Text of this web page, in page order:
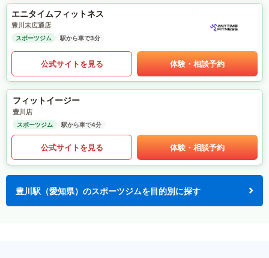
エニタイムフィットネス
豊川末広通店
スポーツジム 駅から車で3分
公式サイトを見る 体験・相談予約
フィットイージー
豊川店
スポーツジム 駅から車で4分
公式サイトを見る 体験・相談予約
豊川駅（愛知県）のスポーツジムを目的別に探す